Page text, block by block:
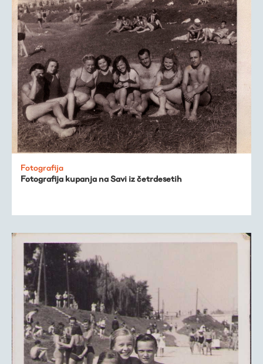
Fotografija
Fotografija kupanja na Savi iz četrdesetih